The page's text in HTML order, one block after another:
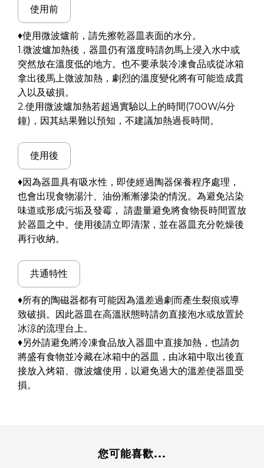
使用前
♦使用微波爐前，請先擦乾器皿表面的水分。
1.微波爐加熱後，器皿仍有溫度時請勿馬上浸入水中或
突然放在溫度低的地方。也不要承裝冷凍食品或從冰箱
拿出後馬上微波加熱，劇烈的溫度變化將有可能造成貫
入以及破損。
2.使用微波爐加熱若超過實驗以上的時間(700W/4分
鐘)，因其結果難以預知，不建議加熱過長時間。
使用後
♦因為器皿具有吸水性，即使經過陶器保養程序處理，
也會出現食物湯汁、油份漸漸滲染的情況。為避免沾染
味道或形成污垢及發霉， 請盡量避免將食物長時間置放
於器皿之中。使用後請立即清潔，並在器皿充分乾燥後
再行收納。
共通特性
♦所有的陶磁器都有可能因為溫差過劇而產生裂痕或導
致破損。因此器皿在高溫狀態時請勿直接泡水或放置於
冰涼的流理台上。
♦另外請避免將冷凍食品放入器皿中直接加熱，也請勿
將盛有食物並冷藏在冰箱中的器皿，由冰箱中取出後直
接放入烤箱、微波爐使用，以避免過大的溫差使器皿受
損。
您可能喜歡...